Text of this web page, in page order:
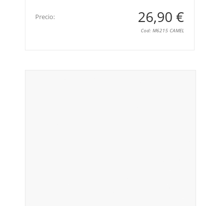
Precio: 26,90 €
Cod: M6215 CAMEL